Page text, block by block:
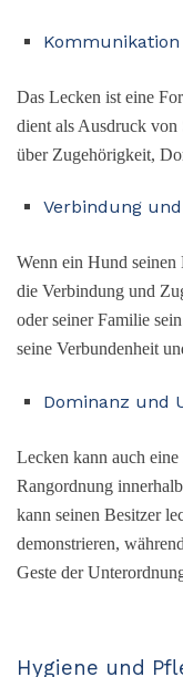
Das Lecken ist eine
dient als Ausdruck von
über Zugehörigkeit,
Verbindung
Wenn ein Hund
die Verbindung und
oder seiner Familie
seine Verbundenheit
Dominanz und
Lecken kann auch
Rangordnung
kann seinen Besitzer
demonstrieren,
Geste der
Hygiene und